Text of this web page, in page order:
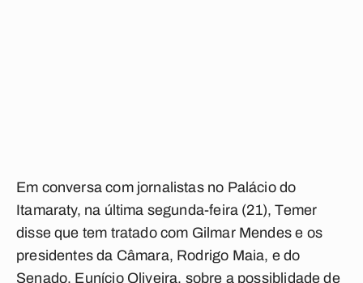
Em conversa com jornalistas no Palácio do
Itamaraty, na última segunda-feira (21), Temer
disse que tem tratado com Gilmar Mendes e os
presidentes da Câmara, Rodrigo Maia, e do
Senado, Eunício Oliveira, sobre a possiblidade de